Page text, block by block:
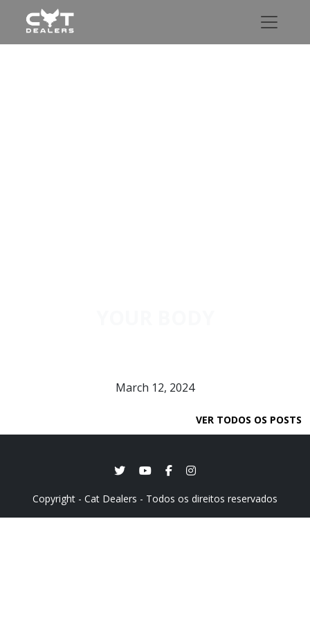
March 12, 2024
VER TODOS OS POSTS
Copyright - Cat Dealers - Todos os direitos reservados